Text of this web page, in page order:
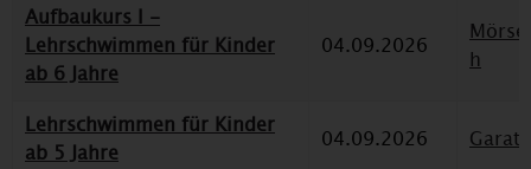
Aufbaukurs I -
Lehrschwimmen für Kinder
ab 6 Jahre
04.09.2026
h
Lehrschwimmen für Kinder
ab 5 Jahre
04.09.2026 Garath